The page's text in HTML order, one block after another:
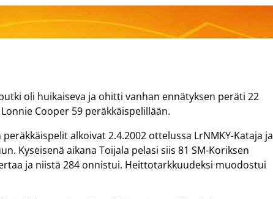
oli huikaiseva ja ohitti vanhan ennätyksen peräti 22
Cooper 59 peräkkäispelillään.
alkoivat 2.4.2002 ottelussa LrNMKY-Kataja ja
Kyseisenä aikana Toijala pelasi siis 81 SM-Koriksen
ja niistä 284 onnistui. Heittotarkkuudeksi muodostui